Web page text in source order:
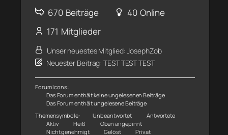
670 Beiträge 40 Online
171 Mitglieder
Unser neuestes Mitglied:JosephZob
Neuester Beitrag:TEST TEST TEST
Forum Icons:
Das Forum enthält keine ungelesenen Beiträge
Das Forum enthält ungelesene Beiträge
Themensymbole:
Unbeantwortet
Antwortete
Aktiv
Heiß
Oben angepinnt
Nicht genehmigt
Gelöst Privat